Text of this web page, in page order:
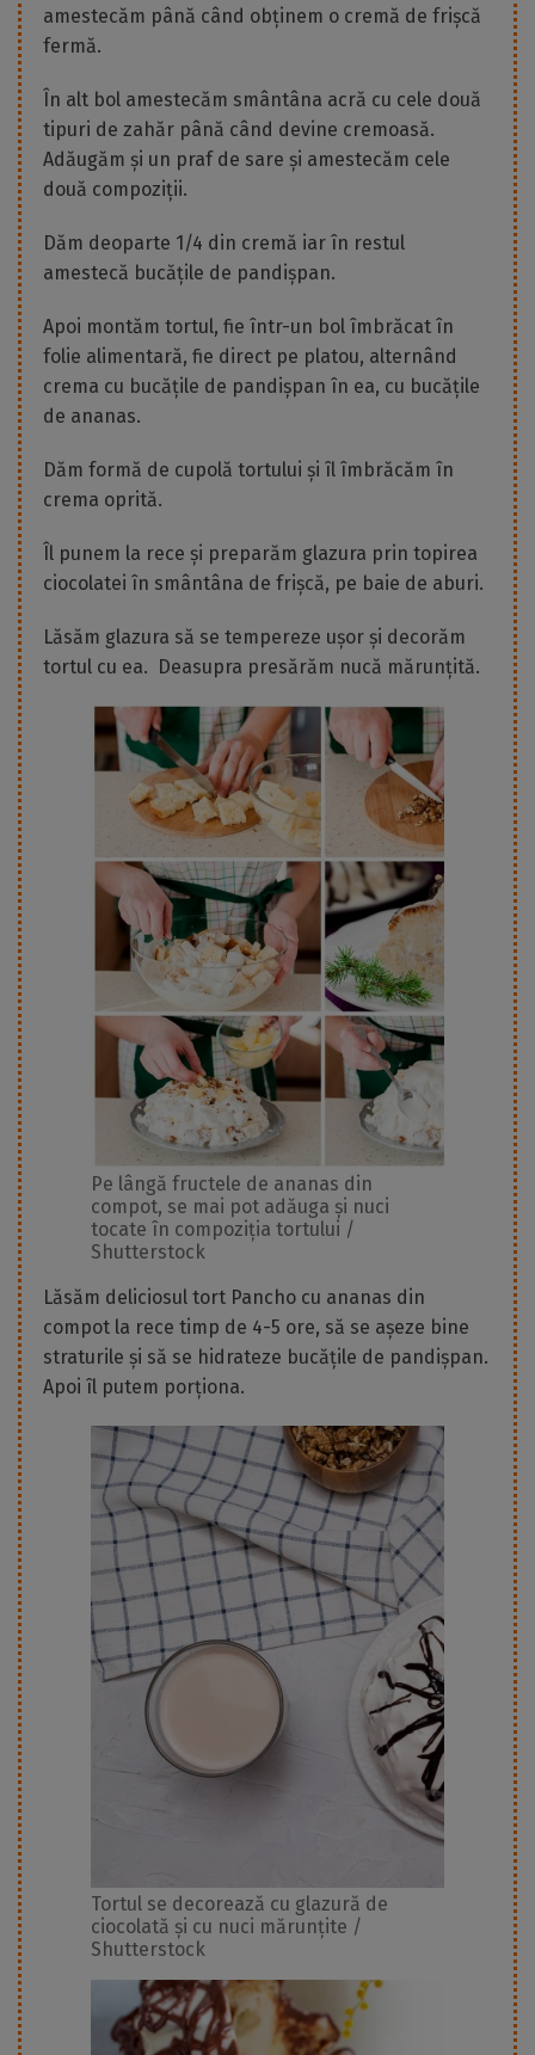
amestecăm până când obținem o cremă de frișcă
fermă.
În alt bol amestecăm smântâna acră cu cele două
tipuri de zahăr până când devine cremoasă.
Adăugăm și un praf de sare și amestecăm cele
două compoziții.
Dăm deoparte 1/4 din cremă iar în restul
amestecă bucățile de pandișpan.
Apoi montăm tortul, fie într-un bol îmbrăcat în
folie alimentară, fie direct pe platou, alternând
crema cu bucățile de pandișpan în ea, cu bucățile
de ananas.
Dăm formă de cupolă tortului și îl îmbrăcăm în
crema oprită.
Îl punem la rece și preparăm glazura prin topirea
ciocolatei în smântâna de frișcă, pe baie de aburi.
Lăsăm glazura să se tempereze ușor și decorăm
tortul cu ea. Deasupra presărăm nucă mărunțită.
Pe lângă fructele de ananas din
compot, se mai pot adăuga și nuci
tocate în compoziția tortului /
Shutterstock
Lăsăm deliciosul tort Pancho cu ananas din
compot la rece timp de 4-5 ore, să se așeze bine
straturile și să se hidrateze bucățile de pandișpan.
Apoi îl putem porționa.
Tortul se decorează cu glazură de
ciocolată și cu nuci mărunțite /
Shutterstock